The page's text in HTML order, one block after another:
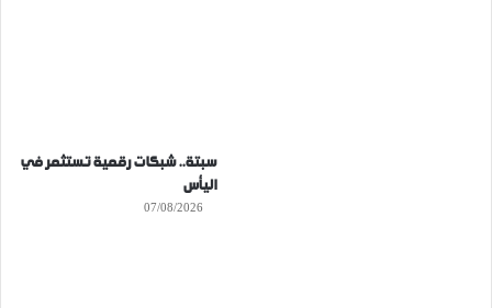
سبتة.. شبكات رقمية تستثمر في
اليأس
07/08/2026